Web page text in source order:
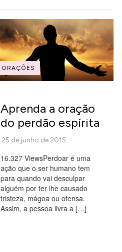
ORAÇÕES
Aprenda a oração
do perdão espírita
16.327 ViewsPerdoar é uma
ação que o ser humano tem
para quando vai desculpar
alguém por ter lhe causado
tristeza, mágoa ou ofensa.
Assim, a pessoa livra a […]